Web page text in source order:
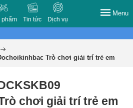
phẩm Tin tức Dịch vụ
Menu
Trò chơi giải trí trẻ em
chơi giải trí trẻ em